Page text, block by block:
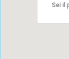
Sei il